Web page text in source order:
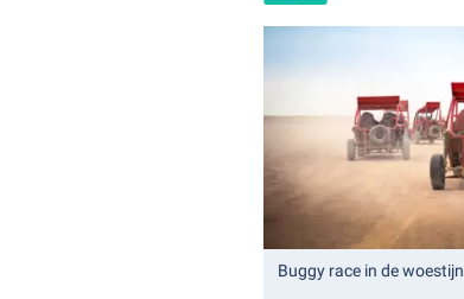
Buggy race in de woestijn